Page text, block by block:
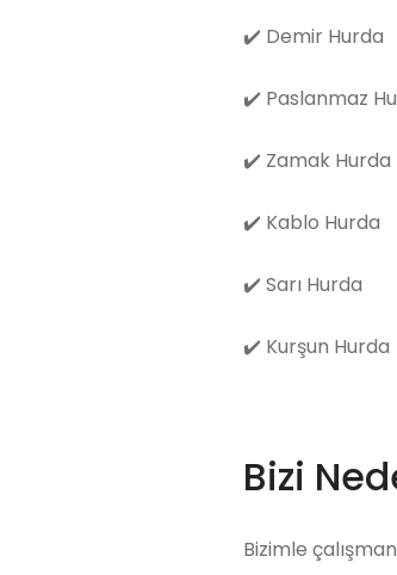
✔️ Demir Hurda
✔️ Paslanmaz
✔️ Zamak Hurda
✔️ Kablo Hurda
✔️ Sarı Hurda
✔️ Kurşun Hurda
Bizi
Bizimle